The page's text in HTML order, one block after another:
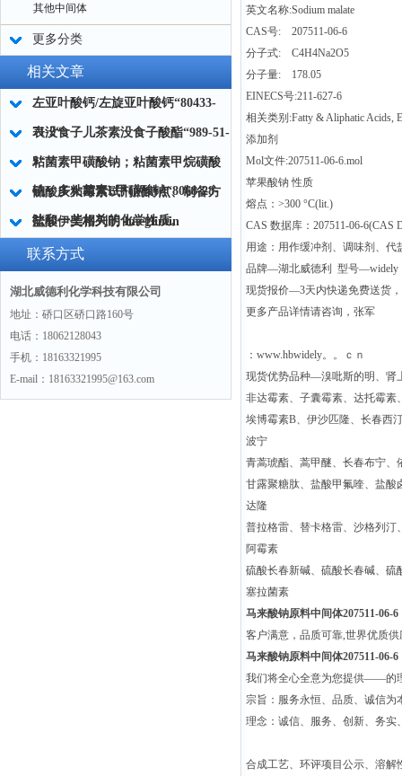
其他中间体
更多分类
相关文章
左亚叶酸钙/左旋亚叶酸钙“80433-
71-2“
表没食子儿茶素没食子酸酯“989-51-
5“
粘菌素甲磺酸钠；粘菌素甲烷磺酸
钠；多粘菌素E甲磺酸钠“8068-28-
8“
硫酸庆大霉素试剂的特点、制备方
法和一些相关的化学性质。
盐酸伊美格列明 Imeglimin
(hydrochloride)“775351-61-6“
联系方式
湖北威德利化学科技有限公司
地址：硚口区硚口路160号
电话：18062128043
手机：18163321995
E-mail：18163321995@163.com
英文名称:Sodium malate
CAS号: 207511-06-6
分子式: C4H4Na2O5
分子量: 178.05
EINECS号:211-627-6
相关类别:Fatty & Aliphatic Acids,
添加剂
Mol文件:207511-06-6.mol
苹果酸钠 性质
熔点：>300 °C(lit.)
CAS 数据库：207511-06-6(CAS
用途：用作缓冲剂、调味剂、代
品牌—湖北威德利 型号—widely
现货报价—3天内快递免费送货
更多产品详情请咨询，张军
：www.hbwidely。。ｃｎ
现货优势品种—溴吡斯的明、肾
非达霉素、子囊霉素、达托霉素
埃博霉素B、伊沙匹隆、长春西
波宁
青蒿琥酯、蒿甲醚、长春布宁
甘露聚糖肽、盐酸甲氟喹、盐酸
达隆
普拉格雷、替卡格雷、沙格列汀
阿霉素
硫酸长春新碱、硫酸长春碱、硫
塞拉菌素
马来酸钠原料中间体207511-06-6
客户满意，品质可靠,世界优质
马来酸钠原料中间体207511-06-6
我们将全心全意为您提供——的
宗旨：服务永恒、品质、诚信
理念：诚信、服务、创新、务实
合成工艺、环评项目公示、溶解